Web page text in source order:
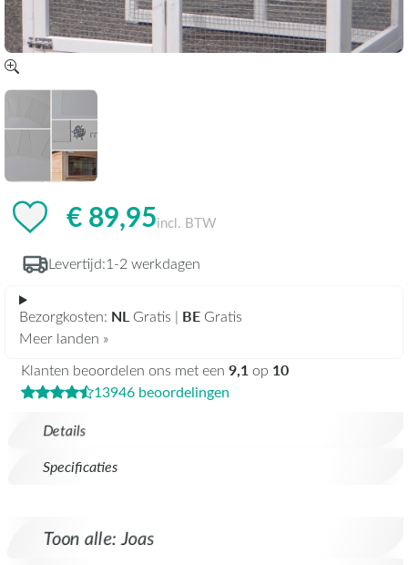
Details
Specificaties
€ 89,95incl. BTW
Levertijd:1-2 werkdagen
Bezorgkosten: NL Gratis | BE Gratis
Meer landen »
Klanten beoordelen ons met een 9,1 op 10
13946 beoordelingen
Toon alle: Joas